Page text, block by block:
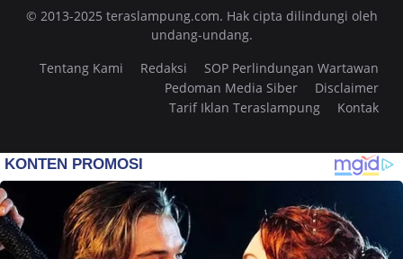
© 2013-2025 teraslampung.com. Hak cipta dilindungi oleh
undang-undang.
Tentang Kami
Redaksi
SOP Perlindungan Wartawan
Pedoman Media Siber
Disclaimer
Tarif Iklan Teraslampung
Kontak